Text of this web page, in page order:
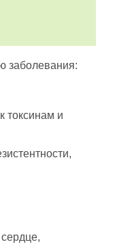
заболевания:
токсинам и